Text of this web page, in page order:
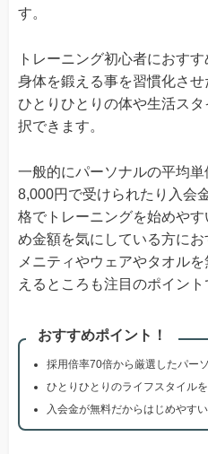
す。
トレーニング初心者におす
身体を鍛える事を習慣化さ
ひとりひとりの体や生活ス
択できます。
一般的にパーソナルの平均
8,000円で受けられたり入会
格でトレーニングを始めや
め金額を気にしている方に
メニティやウェアやタオル
えるところも注目のポイント
おすすめポイント！
採用倍率70倍から厳選したパー
ひとりひとりのライフスタイル
入会金が無料だからはじめやすい